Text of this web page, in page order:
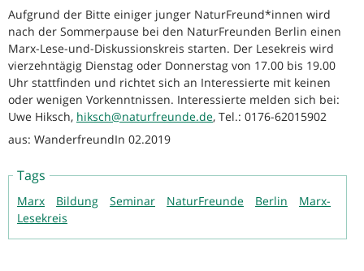
Aufgrund der Bitte einiger junger NaturFreund*innen wird
nach der Sommerpause bei den NaturFreunden Berlin einen
Marx-Lese-und-Diskussionskreis starten. Der Lesekreis wird
vierzehntägig Dienstag oder Donnerstag von 17.00 bis 19.00
Uhr stattfinden und richtet sich an Interessierte mit keinen
oder wenigen Vorkenntnissen. Interessierte melden sich bei:
Uwe Hiksch, hiksch@naturfreunde.de, Tel.: 0176-62015902
aus: WanderfreundIn 02.2019
Tags
Marx Bildung Seminar NaturFreunde Berlin
Marx-
Lesekreis